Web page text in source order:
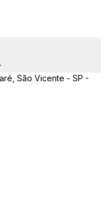
para responder-lhe
terrenos,
São Vicente - SP -